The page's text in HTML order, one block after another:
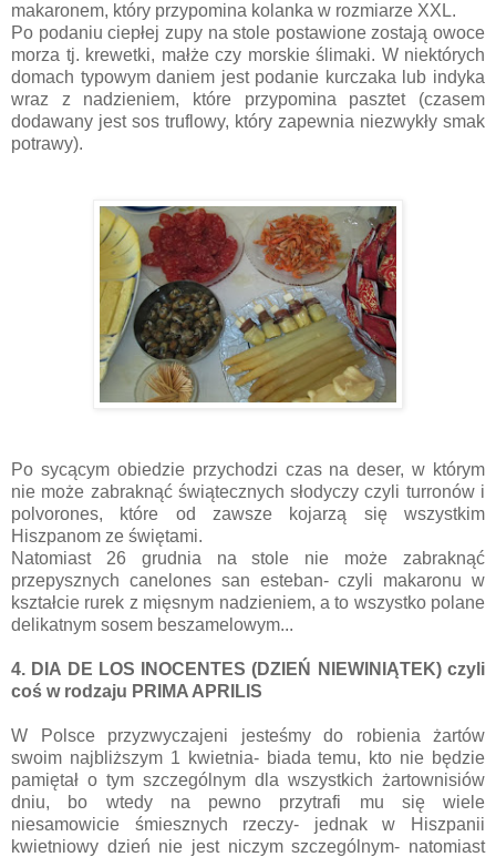
makaronem, który przypomina kolanka w rozmiarze XXL.
Po podaniu ciepłej zupy na stole postawione zostają owoce
morza tj. krewetki, małże czy morskie ślimaki. W niektórych
domach typowym daniem jest podanie kurczaka lub indyka
wraz z nadzieniem, które przypomina pasztet (czasem
dodawany jest sos truflowy, który zapewnia niezwykły smak
potrawy).
Po sycącym obiedzie przychodzi czas na deser, w którym
nie może zabraknąć świątecznych słodyczy czyli turronów i
polvorones, które od zawsze kojarzą się wszystkim
Hiszpanom ze świętami.
Natomiast 26 grudnia na stole nie może zabraknąć
przepysznych canelones san esteban- czyli makaronu w
kształcie rurek z mięsnym nadzieniem, a to wszystko polane
delikatnym sosem beszamelowym...
4. DIA DE LOS INOCENTES (DZIEŃ NIEWINIĄTEK) czyli
coś w rodzaju PRIMA APRILIS
W Polsce przyzwyczajeni jesteśmy do robienia żartów
swoim najbliższym 1 kwietnia- biada temu, kto nie będzie
pamiętał o tym szczególnym dla wszystkich żartownisiów
dniu, bo wtedy na pewno przytrafi mu się wiele
niesamowicie śmiesznych rzeczy- jednak w Hiszpanii
kwietniowy dzień nie jest niczym szczególnym- natomiast